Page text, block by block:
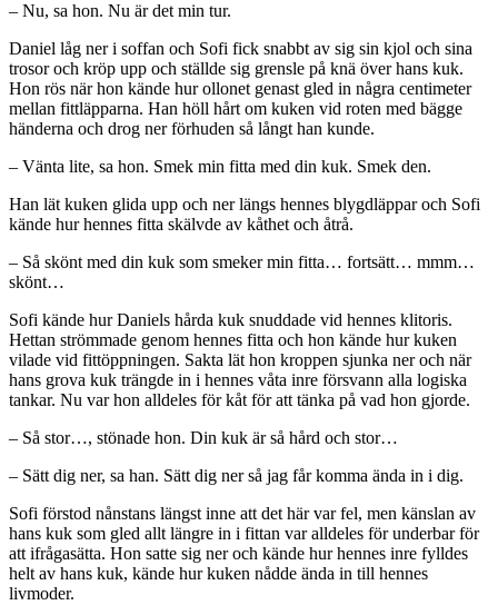
– Nu, sa hon. Nu är det min tur.
Daniel låg ner i soffan och Sofi fick snabbt av sig sin kjol och sina
trosor och kröp upp och ställde sig grensle på knä över hans kuk.
Hon rös när hon kände hur ollonet genast gled in några centimeter
mellan fittläpparna. Han höll hårt om kuken vid roten med bägge
händerna och drog ner förhuden så långt han kunde.
– Vänta lite, sa hon. Smek min fitta med din kuk. Smek den.
Han lät kuken glida upp och ner längs hennes blygdläppar och Sofi
kände hur hennes fitta skälvde av kåthet och åtrå.
– Så skönt med din kuk som smeker min fitta… fortsätt… mmm…
skönt…
Sofi kände hur Daniels hårda kuk snuddade vid hennes klitoris.
Hettan strömmade genom hennes fitta och hon kände hur kuken
vilade vid fittöppningen. Sakta lät hon kroppen sjunka ner och när
hans grova kuk trängde in i hennes våta inre försvann alla logiska
tankar. Nu var hon alldeles för kåt för att tänka på vad hon gjorde.
– Så stor…, stönade hon. Din kuk är så hård och stor…
– Sätt dig ner, sa han. Sätt dig ner så jag får komma ända in i dig.
Sofi förstod nånstans längst inne att det här var fel, men känslan av
hans kuk som gled allt längre in i fittan var alldeles för underbar för
att ifrågasätta. Hon satte sig ner och kände hur hennes inre fylldes
helt av hans kuk, kände hur kuken nådde ända in till hennes
livmoder.